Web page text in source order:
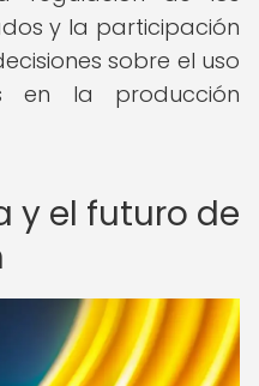
y la participación
sobre el uso
en la producción
y el futuro de